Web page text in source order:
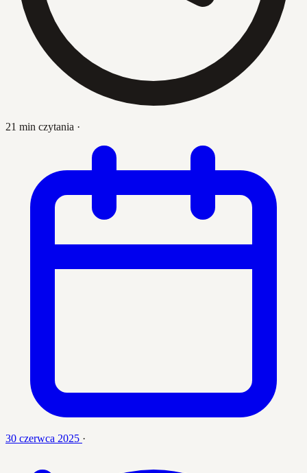
21 min czytania ·
30 czerwca 2025 ·